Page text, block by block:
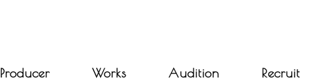
Producer Works Audition Recruit